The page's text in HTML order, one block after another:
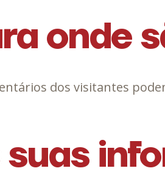
onde
dos visitantes
suas